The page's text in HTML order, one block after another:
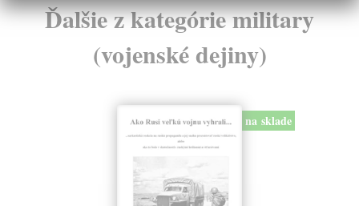
Ďalšie z kategórie military
(vojenské dejiny)
na sklade